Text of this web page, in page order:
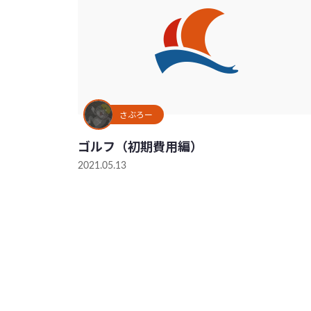
さぶろー
ゴルフ（初期費用編）
2021.05.13